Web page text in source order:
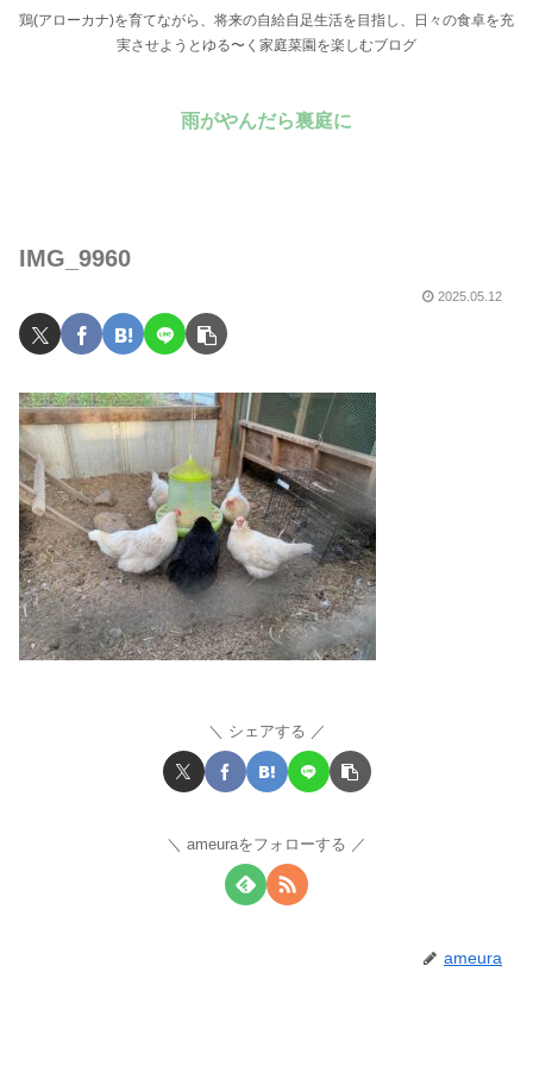
鶏(アローカナ)を育てながら、将来の自給自足生活を目指し、日々の食卓を充
実させようとゆる〜く家庭菜園を楽しむブログ
雨がやんだら裏庭に
IMG_9960
2025.05.12
シェアする
ameuraをフォローする
ameura